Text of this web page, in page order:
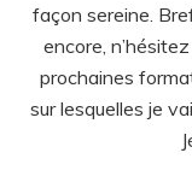
sur lesquelles je